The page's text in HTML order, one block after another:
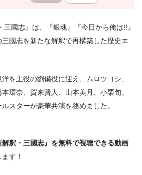
國志』は、『銀魂』『今日から俺は!!』
國志を新たな解釈で再構築した歴史エ
を主役の劉備役に迎え、ムロツヨシ、
環奈、賀来賢人、山本美月、小栗旬、
スターが豪華共演を務めました。
解釈・三國志』を無料で視聴できる動画
す！